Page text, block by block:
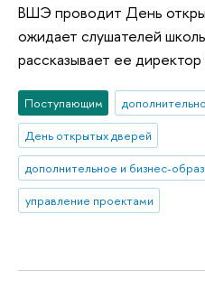
ВШЭ проводит День
ожидает слушателей
рассказывает ее
Поступающим
День открытых дверей
дополнительное и бизнес-
управление проектами